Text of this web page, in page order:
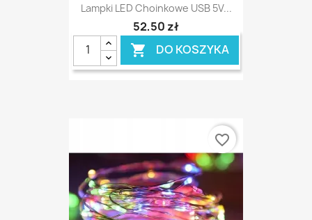
Lampki LED Choinkowe USB 5V...
52,50 zł
 DO KOSZYKA
favorite_border